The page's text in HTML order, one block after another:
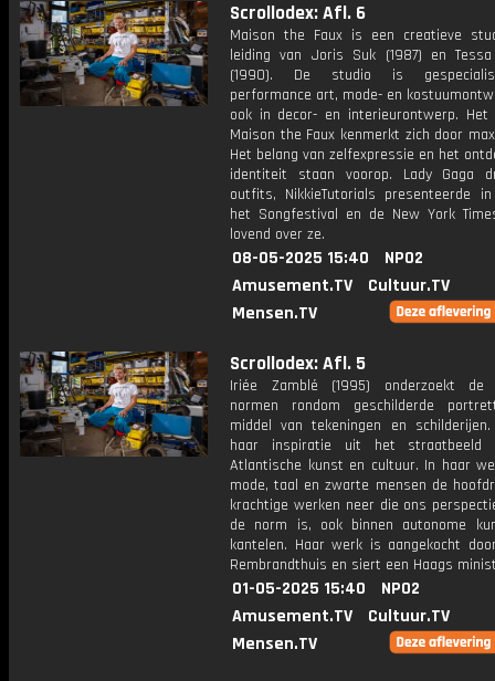
Scrollodex: Afl. 6
Maison the Faux is een creatieve
leiding van Joris Suk (1987) en
(1990). De studio is
performance art, mode- en
ook in decor- en interieurontwerp. Het
Maison the Faux kenmerkt zich door
Het belang van zelfexpressie en het
identiteit staan voorop. Lady Gaga
outfits, NikkieTutorials presenteerde
het Songfestival en de New York
lovend over ze.
08-05-2025 15:40
NPO2
Amusement.TV
Cultuur.TV
Mensen.TV
Scrollodex: Afl. 5
Iriée Zamblé (1995) onderzoekt de
normen rondom geschilderde
middel van tekeningen en
haar inspiratie uit het straatbeeld
Atlantische kunst en cultuur. In haar
mode, taal en zwarte mensen de
krachtige werken neer die ons
de norm is, ook binnen autonome
kantelen. Haar werk is aangekocht
Rembrandthuis en siert een Haags
01-05-2025 15:40
NPO2
Amusement.TV
Cultuur.TV
Mensen.TV